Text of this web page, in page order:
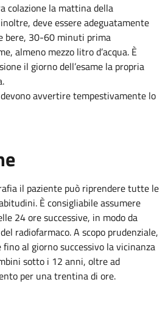
colazione la mattina della
deve essere adeguatamente
bere, 30-60 minuti prima
almeno mezzo litro d’acqua. È
il giorno dell’esame la propria
avvertire tempestivamente lo
il paziente può riprendere tutte le
È consigliabile assumere
24 ore successive, in modo da
radiofarmaco. A scopo prudenziale,
al giorno successivo la vicinanza
sotto i 12 anni, oltre ad
per una trentina di ore.